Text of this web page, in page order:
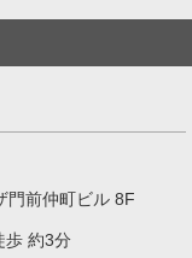
門前仲町ビル 8F
歩 約3分